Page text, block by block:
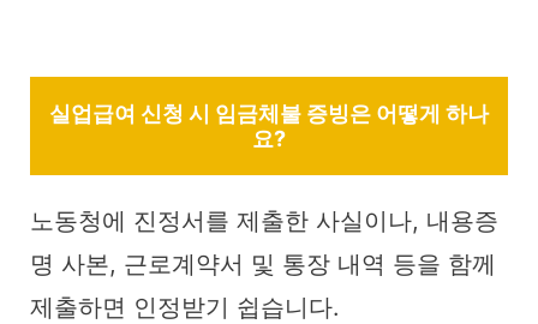
실업급여 신청 시 임금체불 증빙은 어떻게 하나
요?
노동청에 진정서를 제출한 사실이나, 내용증
명 사본, 근로계약서 및 통장 내역 등을 함께
제출하면 인정받기 쉽습니다.